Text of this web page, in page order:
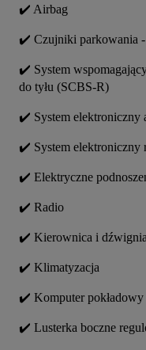
✔️ Airbag
✔️ Czujniki parkowania -
✔️ System
do tyłu (SCBS-R)
✔️ System elektroniczny
✔️ System elektroniczny
✔️ Elektryczne
✔️ Radio
✔️ Kierownica i
✔️ Klimatyzacja
✔️ Komputer pokładowy
✔️ Lusterka boczne